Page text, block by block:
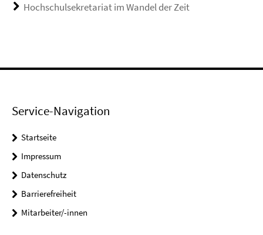
Hochschulsekretariat im Wandel der Zeit
Service-Navigation
Startseite
Impressum
Datenschutz
Barrierefreiheit
Mitarbeiter/-innen